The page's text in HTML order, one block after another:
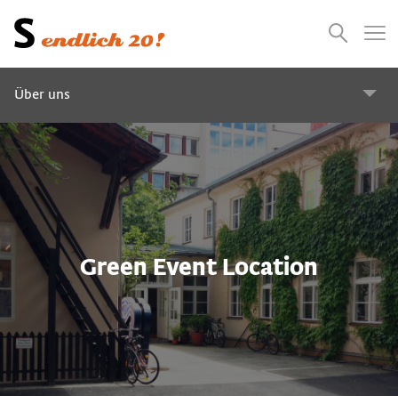
Presse
Videos
Suchen
Über uns
Service und Beratung
WEI SRAUMforum
Green Event Location
Designforen Österreich
Barrierefreiheit
Green Event Location